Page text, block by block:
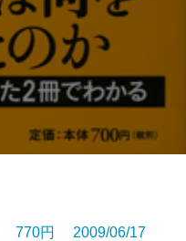
770円 2009/06/17